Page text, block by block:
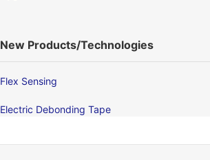
New Products/Technologies
Flex Sensing
Electric Debonding Tape